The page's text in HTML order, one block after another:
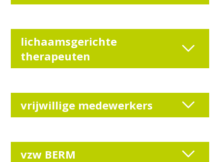
lichaamsgerichte
therapeuten
vrijwillige medewerkers
vzw BERM